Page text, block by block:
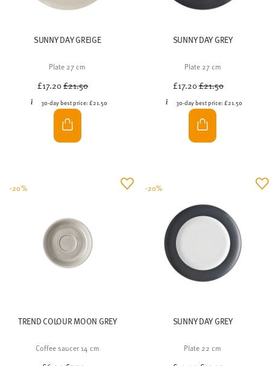
SUNNY DAY GREIGE
Plate 27 cm
£17.20Price reduced from
£21.50
30-day best price: £21.50
SUNNY DAY GREY
Plate 27 cm
£17.20Price reduced from
£21.50
30-day best price:£21.50
TREND COLOUR MOON GREY
Coffee saucer 14 cm
Price reduced from
to
-20%
SUNNY DAY GREY
Plate 22 cm
Price reduced from
-20%